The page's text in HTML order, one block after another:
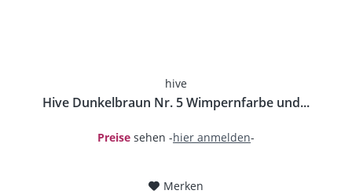
hive
Hive Dunkelbraun Nr. 5 Wimpernfarbe und...
Preise sehen -hier anmelden-
Merken